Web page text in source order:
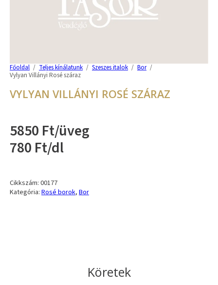
Főoldal / Teljes kínálatunk / Szeszes italok / Bor /
Vylyan Villányi Rosé száraz
VYLYAN VILLÁNYI ROSÉ SZÁRAZ
5850 Ft/üveg
780 Ft/dl
Cikkszám: 00177
Kategória: Rosé borok, Bor
Köretek